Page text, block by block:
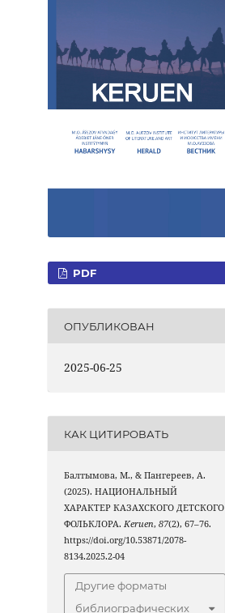
PDF
ОПУБЛИКОВАН
2025-06-25
КАК ЦИТИРОВАТЬ
Балтымова, М., & Пангереев, А.
(2025). НАЦИОНАЛЬНЫЙ
ХАРАКТЕР КАЗАХСКОГО ДЕТСКОГО
ФОЛЬКЛОРА.Keruen,87(2), 67–76.
https://doi.org/10.53871/2078-
8134.2025.2-04
Другие форматы
библиографических